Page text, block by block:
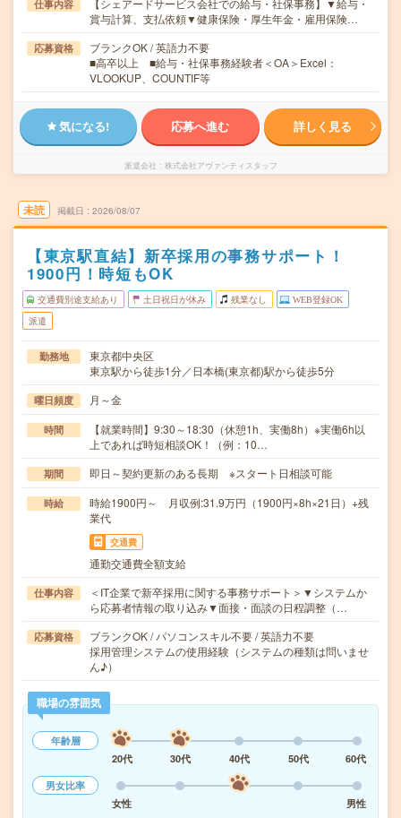
仕事内容
【シェアードサービス会社での給与・社保事務】▼給与・
賞与計算、支払依頼▼健康保険・厚生年金・雇用保険…
応募資格
ブランクOK / 英語力不要
■高卒以上 ■給与・社保事務経験者＜OA＞Excel：
VLOOKUP、COUNTIF等
気になる! 応募へ進む 詳しく見る
派遣会社 株式会社アヴァンティスタッフ
未読 掲載日 2026/08/07
【東京駅直結】新卒採用の事務サポート！
1900円！時短もOK
交通費別途支給あり 土日祝日が休み 残業なし WEB登録OK
派遣
勤務地
東京都中央区
東京駅から徒歩1分／日本橋(東京都)駅から徒歩5分
曜日頻度 月～金
時間
【就業時間】9:30～18:30（休憩1h、実働8h）※実働6h以
上であれば時短相談OK！（例：10…
期間 即日～契約更新のある長期 ※スタート日相談可能
時給
時給1900円～ 月収例:31.9万円（1900円×8h×21日）+残
業代
交通費
通勤交通費全額支給
仕事内容
＜IT企業で新卒採用に関する事務サポート＞▼システムか
ら応募者情報の取り込み▼面接・面談の日程調整（…
応募資格
ブランクOK / パソコンスキル不要 / 英語力不要
採用管理システムの使用経験（システムの種類は問いませ
ん♪）
職場の雰囲気
年齢層
20代
30代 40代 50代
60代
男女比率
女性
男性